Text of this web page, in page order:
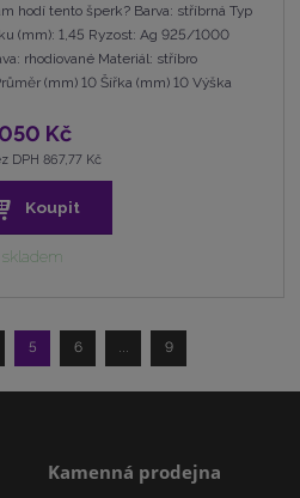
hodí tento šperk? Barva: stříbrná Typ
(mm): 1,45 Ryzost: Ag 925/1000
rhodiované Materiál: stříbro
(mm) 10 Šířka (mm) 10 Výška
Kč
DPH 867,77 Kč
Koupit
skladem
5 6 ... 9
Kamenná prodejna